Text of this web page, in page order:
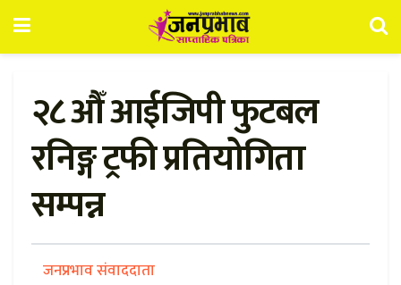
२८ औँ आईजिपी फुटबल
रनिङ्ग ट्रफी प्रतियोगिता
सम्पन्न
जनप्रभाव संवाददाता